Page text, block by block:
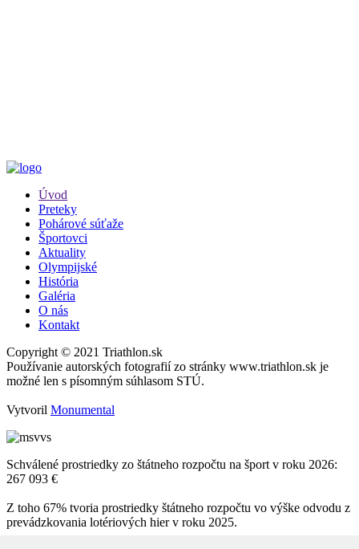
Úvod
Preteky
Pohárové súťaže
Športovci
Aktuality
Olympijské
História
Galéria
O nás
Kontakt
Copyright © 2021 Triathlon.sk
Používanie autorských fotografií zo stránky www.triathlon.sk je
možné len s písomným súhlasom STÚ.
Vytvoril Monumental
Schválené prostriedky zo štátneho rozpočtu na šport v roku 2026:
267 093 €
Z toho 67% tvoria prostriedky štátneho rozpočtu vo výške odvodu z
prevádzkovania lotériových hier v roku 2025.